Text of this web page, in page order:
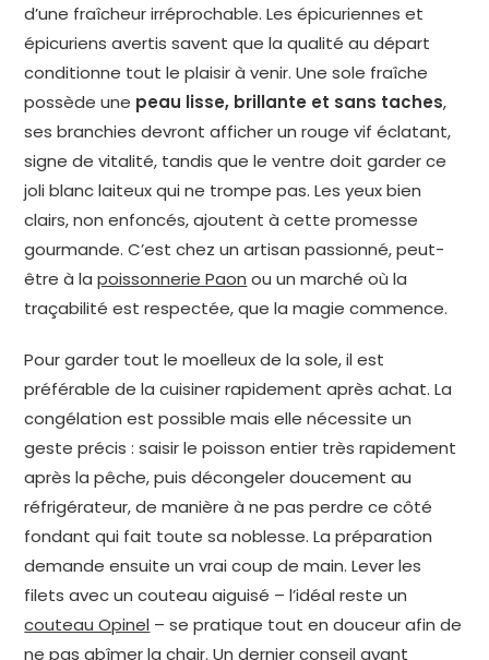
d’une fraîcheur irréprochable. Les épicuriennes et
épicuriens avertis savent que la qualité au départ
conditionne tout le plaisir à venir. Une sole fraîche
possède une peau lisse, brillante et sans taches,
ses branchies devront afficher un rouge vif éclatant,
signe de vitalité, tandis que le ventre doit garder ce
joli blanc laiteux qui ne trompe pas. Les yeux bien
clairs, non enfoncés, ajoutent à cette promesse
gourmande. C’est chez un artisan passionné, peut-
être à lapoissonnerie Paon ou un marché où la
traçabilité est respectée, que la magie commence.
Pour garder tout le moelleux de la sole, il est
préférable de la cuisiner rapidement après achat. La
congélation est possible mais elle nécessite un
geste précis : saisir le poisson entier très rapidement
après la pêche, puis décongeler doucement au
réfrigérateur, de manière à ne pas perdre ce côté
fondant qui fait toute sa noblesse. La préparation
demande ensuite un vrai coup de main. Lever les
filets avec un couteau aiguisé – l’idéal reste un
couteau Opinel – se pratique tout en douceur afin de
ne pas abîmer la chair. Un dernier conseil avant